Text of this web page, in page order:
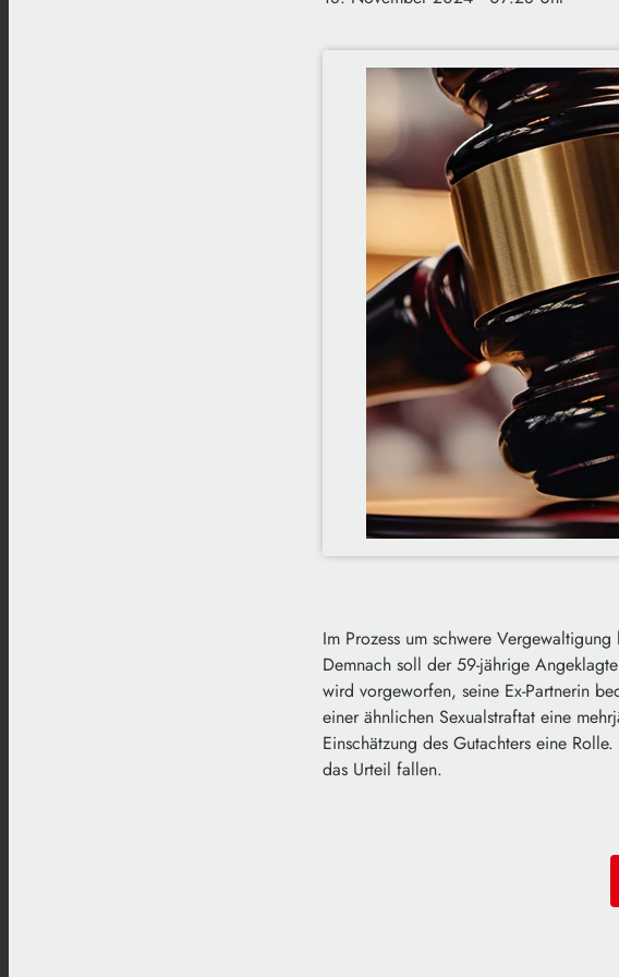
Im Prozess um schwere
Demnach soll der 59-jährige
wird vorgeworfen, seine Ex-Partnerin
einer ähnlichen Sexualstraftat eine
Einschätzung des Gutachters eine
das Urteil fallen.